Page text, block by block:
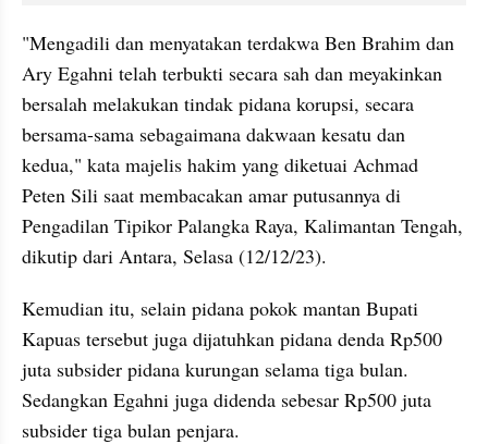
"Mengadili dan menyatakan terdakwa Ben Brahim dan
Ary Egahni telah terbukti secara sah dan meyakinkan
bersalah melakukan tindak pidana korupsi, secara
bersama-sama sebagaimana dakwaan kesatu dan
kedua," kata majelis hakim yang diketuai Achmad
Peten Sili saat membacakan amar putusannya di
Pengadilan Tipikor Palangka Raya, Kalimantan Tengah,
dikutip dari Antara, Selasa (12/12/23).
Kemudian itu, selain pidana pokok mantan Bupati
Kapuas tersebut juga dijatuhkan pidana denda Rp500
juta subsider pidana kurungan selama tiga bulan.
Sedangkan Egahni juga didenda sebesar Rp500 juta
subsider tiga bulan penjara.